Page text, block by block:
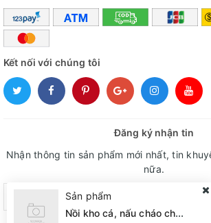
Kết nối với chúng tôi
Đăng ký nhận tin
Nhận thông tin sản phẩm mới nhất, tin
nữa.
Sản phẩm
Nồi kho cá, nấu cháo chậm Đạt Tường dung tích 3.5 lít DTSC 3.5S